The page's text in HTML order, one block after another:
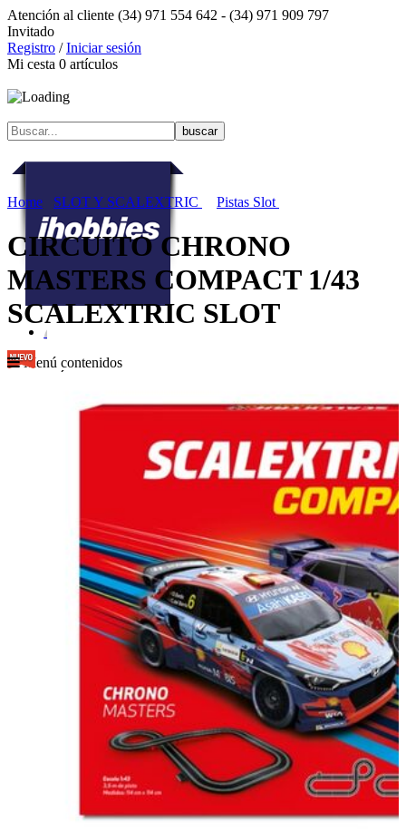
Atención al cliente (34) 971 554 642 - (34) 971 909 797
Invitado
Registro /Iniciar sesión
Mi cesta 0 artículos
Menú contenidos
Home SLOT Y SCALEXTRIC Pistas Slot
CIRCUITO CHRONO
MASTERS COMPACT 1/43
SCALEXTRIC SLOT